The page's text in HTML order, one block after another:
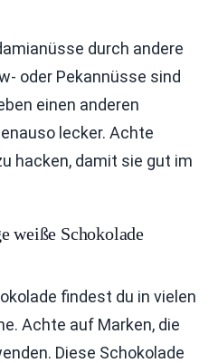
durch andere
oder Pekannüsse sind
einen anderen
lecker. Achte
hacken, damit sie gut im
weiße Schokolade
findest du in vielen
Achte auf Marken, die
Diese Schokolade